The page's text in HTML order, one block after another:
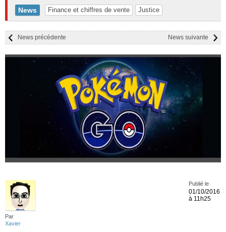
News Finance et chiffres de vente Justice
News suivante
News précédente
Par
Xavier
Publié le
01/10/2016
à 11h25